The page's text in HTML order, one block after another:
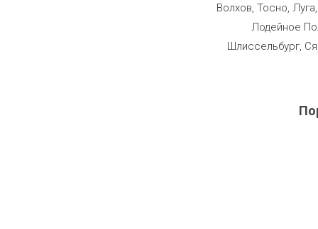
Волхов, Тосно,
Лодейное
Шлиссельбург,